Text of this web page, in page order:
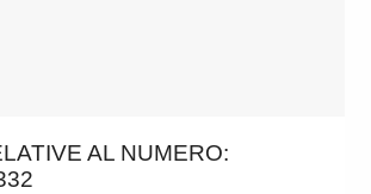
AL NUMERO: